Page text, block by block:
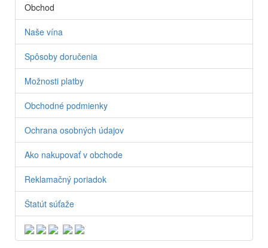
Obchod
Naše vína
Spôsoby doručenia
Možnosti platby
Obchodné podmienky
Ochrana osobných údajov
Ako nakupovať v obchode
Reklamačný poriadok
Štatút súťaže